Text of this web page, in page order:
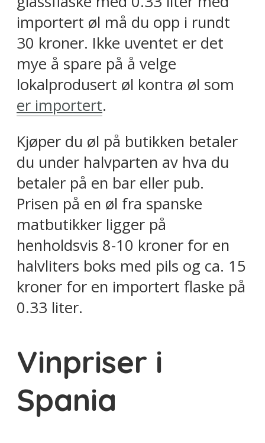
importert øl må du opp i rundt
30 kroner. Ikke uventet er det
mye å spare på å velge
lokalprodusert øl kontra øl som
er importert.
Kjøper du øl på butikken betaler
du under halvparten av hva du
betaler på en bar eller pub.
Prisen på en øl fra spanske
matbutikker ligger på
henholdsvis 8-10 kroner for en
halvliters boks med pils og ca. 15
kroner for en importert flaske på
0.33 liter.
Vinpriser i
Spania